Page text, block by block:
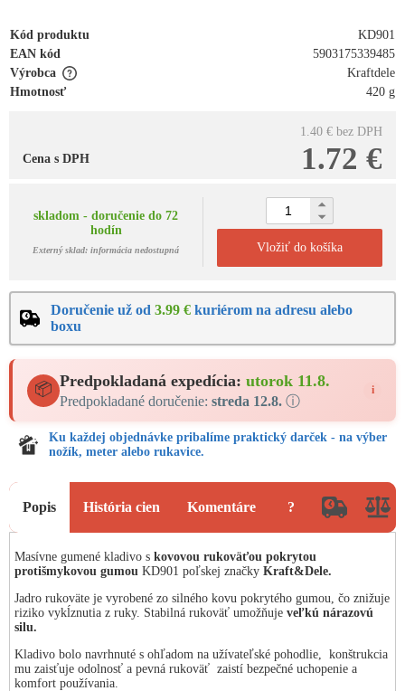
Kód produktu
KD901
EAN kód
5903175339485
Výrobca
Kraftdele
Hmotnosť
420 g
1.40 € bez DPH
1.72 €
Cena s DPH
skladom - doručenie do 72
hodín
Externý sklad: informácia nedostupná Vložiť do košíka
Doručenie už od 3.99 € kuriérom na adresu alebo
boxu
📦 Predpokladaná expedícia: utorok 11.8.
Predpokladané doručenie: streda 12.8. ⓘ
i
Ku každej objednávke pribalíme praktický darček - na výber
nožík, meter alebo rukavice.
Popis História cien Komentáre ?
Masívne gumené kladivo s kovovou rukoväťou pokrytou
protišmykovou gumou KD901 poľskej značky Kraft&Dele.
Jadro rukoväte je vyrobené zo silného kovu pokrytého gumou, čo znižuje
riziko vykĺznutia z ruky. Stabilná rukoväť umožňuje veľkú nárazovú
silu.
Kladivo bolo navrhnuté s ohľadom na užívateľské pohodlie, konštrukcia
mu zaisťuje odolnosť a pevná rukoväť zaistí bezpečné uchopenie a
komfort používania.